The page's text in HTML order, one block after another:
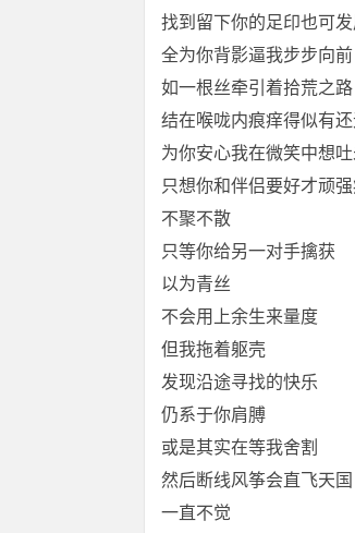
找到留下你的足印也可
全为你背影逼我步步向前
如一根丝牵引着拾荒之路
结在喉咙内痕痒得似有
为你安心我在微笑中想
只想你和伴侣要好才顽
不聚不散
只等你给另一对手擒获
以为青丝
不会用上余生来量度
但我拖着躯壳
发现沿途寻找的快乐
仍系于你肩膊
或是其实在等我舍割
然后断线风筝会直飞天国
一直不觉